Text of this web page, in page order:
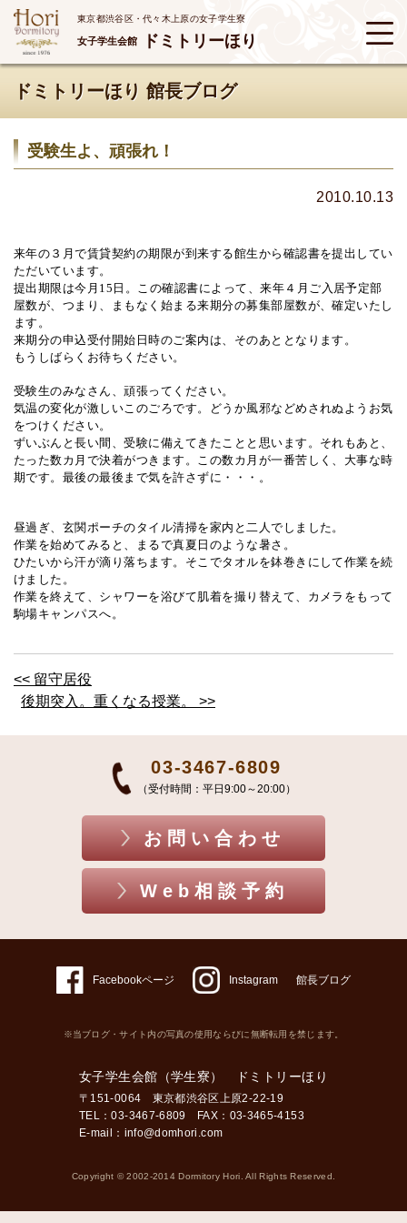
東京都渋谷区・代々木上原の女子学生寮
女子学生会館 ドミトリーほり
ドミトリーほり 館長ブログ
受験生よ、頑張れ！
2010.10.13
来年の３月で賃貸契約の期限が到来する館生から確認書を提出してい
ただいています。
提出期限は今月 15 日。この確認書によって、来年４月ご入居予定部
屋数が、つまり、まもなく始まる来期分の募集部屋数が、確定いたし
ます。
来期分の申込受付開始日時のご案内は、そのあととなります。
もうしばらくお待ちください。
受験生のみなさん、頑張ってください。
気温の変化が激しいこのごろです。どうか風邪などめされぬようお気
をつけください。
ずいぶんと長い間、受験に備えてきたことと思います。それもあと、
たった数カ月で決着がつきます。この数カ月が一番苦しく、大事な時
期です。最後の最後まで気を許さずに・・・。
昼過ぎ、玄関ポーチのタイル清掃を家内と二人でしました。
作業を始めてみると、まるで真夏日のような暑さ。
ひたいから汗が滴り落ちます。そこでタオルを鉢巻きにして作業を続
けました。
作業を終えて、シャワーを浴びて肌着を撮り替えて、カメラをもって
駒場キャンパスへ。
<< 留守居役
後期突入。重くなる授業。 >>
03-3467-6809
（受付時間：平日9:00～20:00）
お問い合わせ
Web相談予約
Facebookページ Instagram 館長ブログ
※当ブログ・サイト内の写真の使用ならびに無断転用を禁じます。
女子学生会館（学生寮） ドミトリーほり
〒151-0064 東京都渋谷区上原2-22-19
TEL：03-3467-6809 FAX：03-3465-4153
E-mail： info@domhori.com
Copyright © 2002-2014 Dormitory Hori. All Rights Reserved.